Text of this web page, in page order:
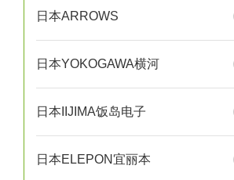
日本ARROWS
日本YOKOGAWA横河
日本IIJIMA饭岛电子
日本ELEPON宜丽本